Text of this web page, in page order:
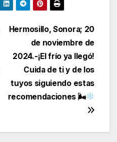
Hermosillo, Sonora; 20
de noviembre de
2024.-¡El frío ya llegó!
Cuida de ti y de los
tuyos siguiendo estas
recomendaciones 🌬